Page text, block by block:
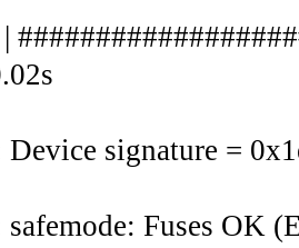
Device signature =
safemode: Fuses OK